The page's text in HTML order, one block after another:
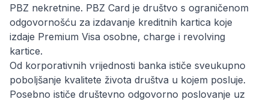
PBZ nekretnine. PBZ Card je društvo s ograničenom
odgovornošću za izdavanje kreditnih kartica koje
izdaje Premium Visa osobne, charge i revolving
kartice.
Od korporativnih vrijednosti banka ističe sveukupno
poboljšanje kvalitete života društva u kojem posluje.
Posebno ističe društevno odgovorno poslovanje uz